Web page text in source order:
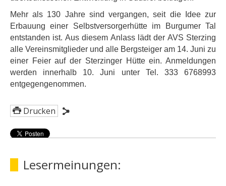
Mehr als 130 Jahre sind vergangen, seit die Idee zur
Erbauung einer Selbstversorgerhütte im Burgumer Tal
entstanden ist. Aus diesem Anlass lädt der AVS Sterzing
alle Vereinsmitglieder und alle Bergsteiger am 14. Juni zu
einer Feier auf der Sterzinger Hütte ein. Anmeldungen
werden innerhalb 10. Juni unter Tel. 333 6768993
entgegengenommen.
Drucken
Lesermeinungen: